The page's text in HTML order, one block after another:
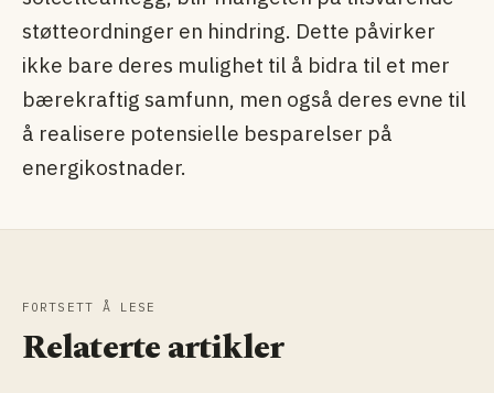
støtteordninger en hindring. Dette påvirker
ikke bare deres mulighet til å bidra til et mer
bærekraftig samfunn, men også deres evne til
å realisere potensielle besparelser på
energikostnader.
FORTSETT Å LESE
Relaterte artikler